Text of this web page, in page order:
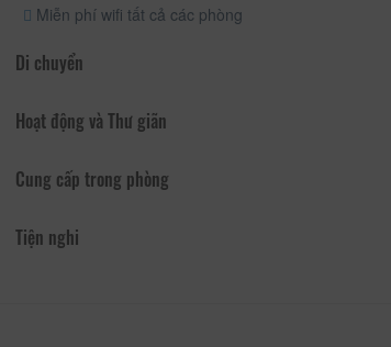
Miễn phí wifi tất cả các phòng
Di chuyển
Hoạt động và Thư giãn
Cung cấp trong phòng
Tiện nghi